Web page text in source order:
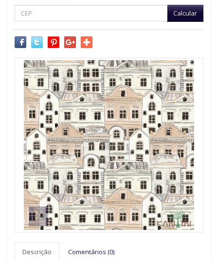
Calcular
Descrição Comentários (0)